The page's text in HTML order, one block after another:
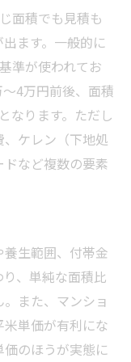
面積でも見積も
ます。一般的に
準が使われてお
4万円前後、面積
なります。ただし
ケレン（下地処
など複数の要素
生範囲、付帯金
、単純な面積比
また、マンショ
単価が有利にな
のほうが実態に